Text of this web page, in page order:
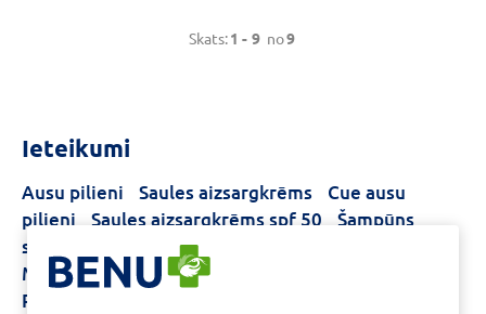
Skats:1 - 9 no9
Ieteikumi
Ausu pilieni Saules aizsargkrēms
Cue ausu
pilieni
Saules aizsargkrēms spf 50
Šampūns
sausai galvas ādai
Bioderma Sebium Gel
Moussant
Kā atmest smēķēšanu
Professionals EIMI